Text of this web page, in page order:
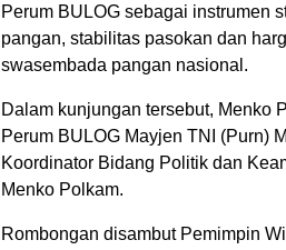
Perum BULOG sebagai instrumen
pangan, stabilitas pasokan dan
swasembada pangan nasional.
Dalam kunjungan tersebut, Menko
Perum BULOG Mayjen TNI (Purn)
Koordinator Bidang Politik dan
Menko Polkam.
Rombongan disambut Pemimpin